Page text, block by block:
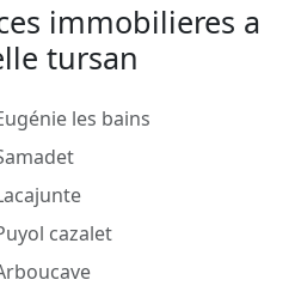
immobilieres a
tursan
les bains
cazalet